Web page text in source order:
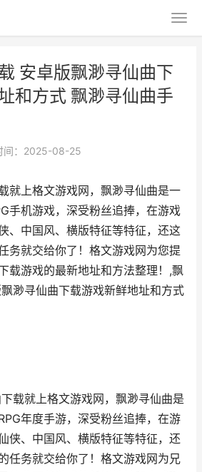
安卓版飘渺寻仙曲下
和方式 飘渺寻仙曲手
间：2025-08-25
就上格文游戏网，飘渺寻仙曲是一
手机游戏，深受粉丝追捧，在游戏
、中国风、横版特征等特征，还这
务就交给你了！格文游戏网为您提
载游戏的最新地址和方法整理！,飘
渺寻仙曲下载游戏新鲜地址和方式
载就上格文游戏网，飘渺寻仙曲是
年度手游，深受粉丝追捧，在游
侠、中国风、横版特征等特征，还
任务就交给你了！格文游戏网为兄